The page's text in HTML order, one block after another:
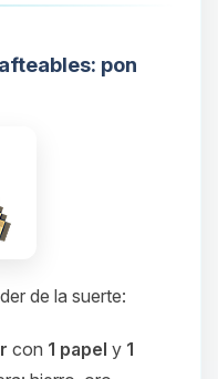
pon
de la suerte:
con 1 papel y 1